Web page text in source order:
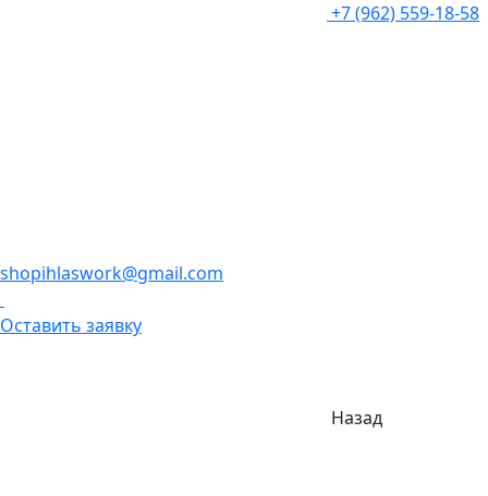
+7 (962) 559-18-58
shopihlaswork@gmail.com
Оставить заявку
Назад